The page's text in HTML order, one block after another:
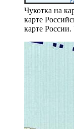
Чукотка на
карте
карте России.